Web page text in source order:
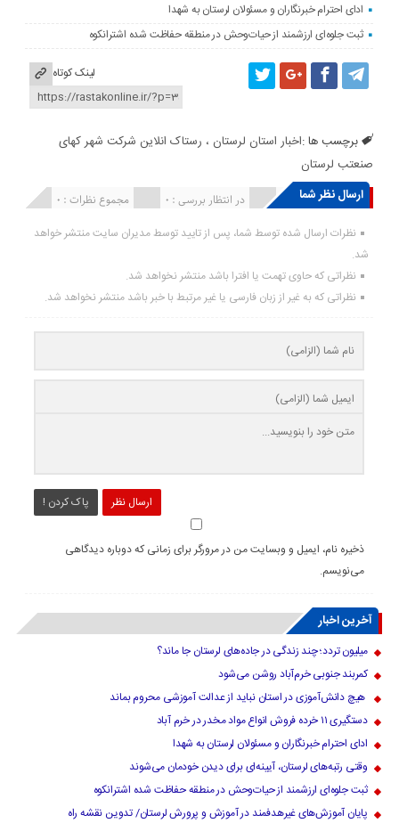
ادای احترام خبرنگاران و مسئولان لرستان به شهدا
ثبت جلوه‌ای ارزشمند از حیات‌وحش در منطقه حفاظت شده اشترانکوه
لینک کوتاه
برچسب ها :اخبار استان لرستان ، رستاک انلاین شرکت شهر کهای
صنعتب لرستان
ارسال نظر شما
مجموع نظرات : 0 در انتظار بررسی : 0 انتشار یافته : ۰
نظرات ارسال شده توسط شما، پس از تایید توسط مدیران سایت منتشر خواهد
شد.
نظراتی که حاوی تهمت یا افترا باشد منتشر نخواهد شد.
نظراتی که به غیر از زبان فارسی یا غیر مرتبط با خبر باشد منتشر نخواهد شد.
ارسال نظر پاک کردن !
ذخیره نام، ایمیل و وبسایت من در مرورگر برای زمانی که دوباره دیدگاهی
می‌نویسم.
آخرین اخبار
میلیون تردد؛ چند زندگی در جاده‌های لرستان جا ماند؟
کمربند جنوبی خرم‌‌آباد روشن می‌شود
هیچ دانش‌آموزی در استان نباید از عدالت آموزشی محروم بماند
دستگیری ۱۱ خرده فروش انواع مواد مخدر در خرم آباد
ادای احترام خبرنگاران و مسئولان لرستان به شهدا
وقتی رتبه‌های لرستان، آیینه‌ای برای دیدن خودمان می‌شوند
ثبت جلوه‌ای ارزشمند از حیات‌وحش در منطقه حفاظت شده اشترانکوه
پایان آموزش‌های غیرهدفمند در آموزش و پرورش لرستان/ تدوین نقشه راه